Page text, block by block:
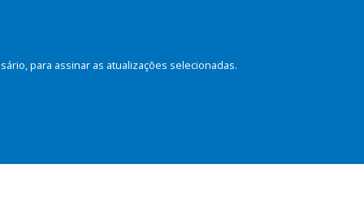
para assinar as atualizações selecionadas.